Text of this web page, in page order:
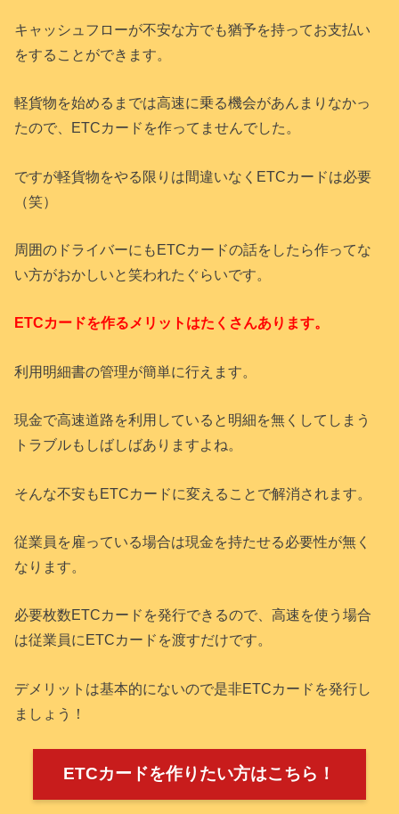
キャッシュフローが不安な方でも猶予を持ってお支払い
をすることができます。
軽貨物を始めるまでは高速に乗る機会があんまりなかっ
たので、ETCカードを作ってませんでした。
ですが軽貨物をやる限りは間違いなくETCカードは必要
（笑）
周囲のドライバーにもETCカードの話をしたら作ってな
い方がおかしいと笑われたぐらいです。
ETCカードを作るメリットはたくさんあります。
利用明細書の管理が簡単に行えます。
現金で高速道路を利用していると明細を無くしてしまう
トラブルもしばしばありますよね。
そんな不安もETCカードに変えることで解消されます。
従業員を雇っている場合は現金を持たせる必要性が無く
なります。
必要枚数ETCカードを発行できるので、高速を使う場合
は従業員にETCカードを渡すだけです。
デメリットは基本的にないので是非ETCカードを発行し
ましょう！
ETCカードを作りたい方はこちら！